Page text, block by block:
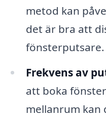
metod kan
det är bra att
fönsterputsare.
Frekvens av
att boka
mellanrum kan